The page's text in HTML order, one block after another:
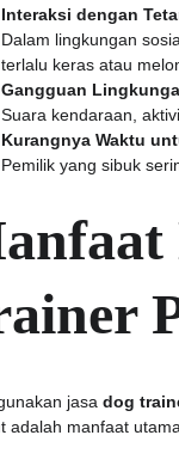
Interaksi dengan
Dalam lingkungan
terlalu keras atau
Gangguan
Suara kendaraan,
Kurangnya Waktu
Pemilik yang sibuk
jasa dog
adalah manfaat